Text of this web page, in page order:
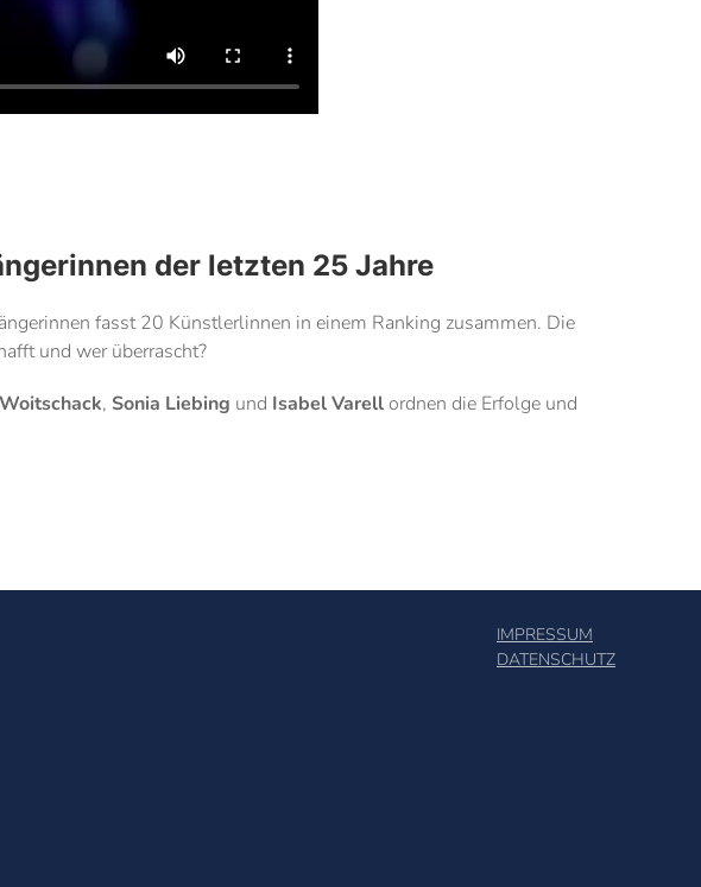
der letzten 25 Jahre
fasst 20 Künstlerlinnen in einem Ranking zusammen. Die
und wer überrascht?
, Sonia Liebing und Isabel Varellordnen die Erfolge und
IMPRESSUM
DATENSCHUTZ